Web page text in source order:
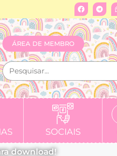
ÁREA DE MEMBRO
SOCIAIS
download!